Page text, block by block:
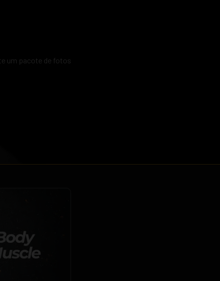
um pacote de fotos